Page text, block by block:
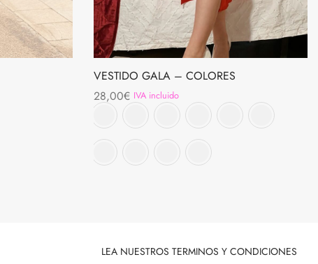
VESTIDO GALA – COLORES
28,00€ IVA incluido
LEA NUESTROS TERMINOS Y CONDICIONES